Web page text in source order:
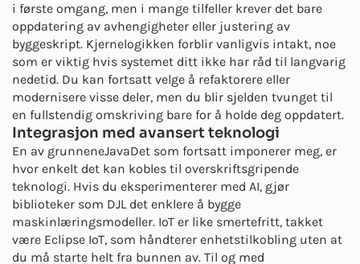
i første omgang, men i mange tilfeller krever det bare
oppdatering av avhengigheter eller justering av
byggeskript. Kjernelogikken forblir vanligvis intakt, noe
som er viktig hvis systemet ditt ikke har råd til langvarig
nedetid. Du kan fortsatt velge å refaktorere eller
modernisere visse deler, men du blir sjelden tvunget til
en fullstendig omskriving bare for å holde deg oppdatert.
Integrasjon med avansert teknologi
En av grunneneJavaDet som fortsatt imponerer meg, er
hvor enkelt det kan kobles til overskriftsgripende
teknologi. Hvis du eksperimenterer med AI, gjør
biblioteker som DJL det enklere å bygge
maskinlæringsmodeller. IoT er like smertefritt, takket
være Eclipse IoT, som håndterer enhetstilkobling uten at
du må starte helt fra bunnen av. Til og med